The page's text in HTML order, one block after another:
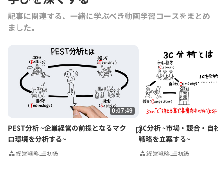
記事に関連する、一緒に学ぶべき動画学習コースをまとめ
ました｡
0:07:49
PEST分析 ~企業経営の前提となるマク
ロ環境を分析する~
経営戦略 初級
3C分析 ~市場・競合・自
戦略を立案する~
経営戦略 初級